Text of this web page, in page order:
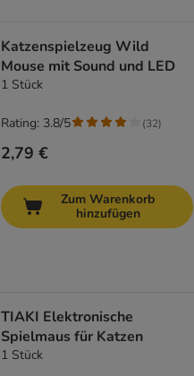
Katzenspielzeug Wild
Mouse mit Sound und LED
1 Stück
2,79 €
Rating: 3.8/5 (32)
Zum Warenkorb
hinzufügen
TIAKI Elektronische
Spielmaus für Katzen
1 Stück